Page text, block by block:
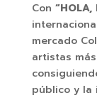
Con “HOLA,
mercado
artistas
público y la